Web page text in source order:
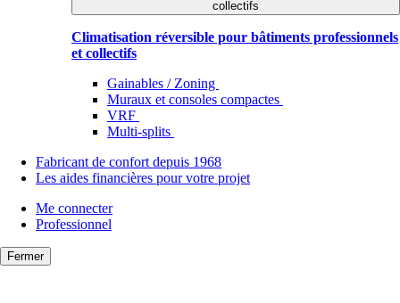
collectifs
Climatisation réversible pour bâtiments professionnels
et collectifs
Gainables / Zoning
Muraux et consoles compactes
VRF
Multi-splits
Fabricant de confort depuis 1968
Les aides financières pour votre projet
Me connecter
Professionnel
Fermer